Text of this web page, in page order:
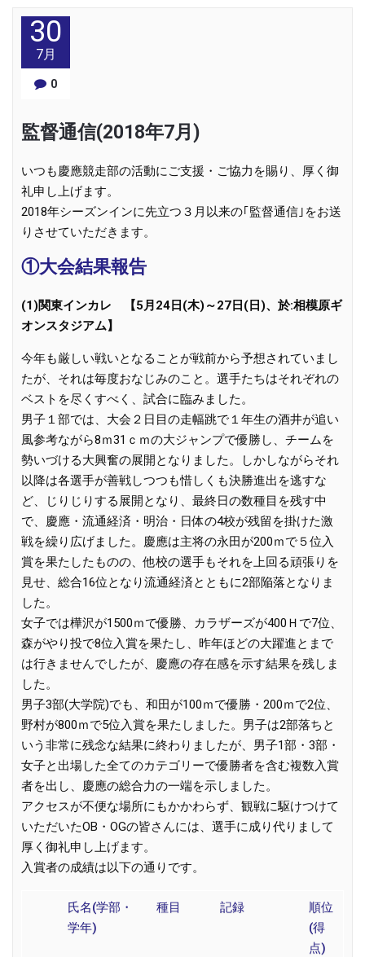
30
7月
0
監督通信(2018年7月)
いつも慶應競走部の活動にご支援・ご協力を賜り、厚く御
礼申し上げます。
2018年シーズンインに先立つ３月以来の｢監督通信｣をお送
りさせていただきます。
①大会結果報告
(1)関東インカレ 【5月24日(木)～27日(日)、於:相模原ギ
オンスタジアム】
今年も厳しい戦いとなることが戦前から予想されていまし
たが、それは毎度おなじみのこと。選手たちはそれぞれの
ベストを尽くすべく、試合に臨みました。
男子１部では、大会２日目の走幅跳で１年生の酒井が追い
風参考ながら8ｍ31ｃｍの大ジャンプで優勝し、チームを
勢いづける大興奮の展開となりました。しかしながらそれ
以降は各選手が善戦しつつも惜しくも決勝進出を逃すな
ど、じりじりする展開となり、最終日の数種目を残す中
で、慶應・流通経済・明治・日体の4校が残留を掛けた激
戦を繰り広げました。慶應は主将の永田が200ｍで５位入
賞を果たしたものの、他校の選手もそれを上回る頑張りを
見せ、総合16位となり流通経済とともに2部陥落となりま
した。
女子では樺沢が1500ｍで優勝、カラザーズが400Ｈで7位、
森がやり投で8位入賞を果たし、昨年ほどの大躍進とまで
は行きませんでしたが、慶應の存在感を示す結果を残しま
した。
男子3部(大学院)でも、和田が100ｍで優勝・200ｍで2位、
野村が800ｍで5位入賞を果たしました。男子は2部落ちと
いう非常に残念な結果に終わりましたが、男子1部・3部・
女子と出場した全てのカテゴリーで優勝者を含む複数入賞
者を出し、慶應の総合力の一端を示しました。
アクセスが不便な場所にもかかわらず、観戦に駆けつけて
いただいたOB・OGの皆さんには、選手に成り代りまして
厚く御礼申し上げます。
入賞者の成績は以下の通りです。
氏名(学部・
学年)
種目 記録
順位
(得
点)